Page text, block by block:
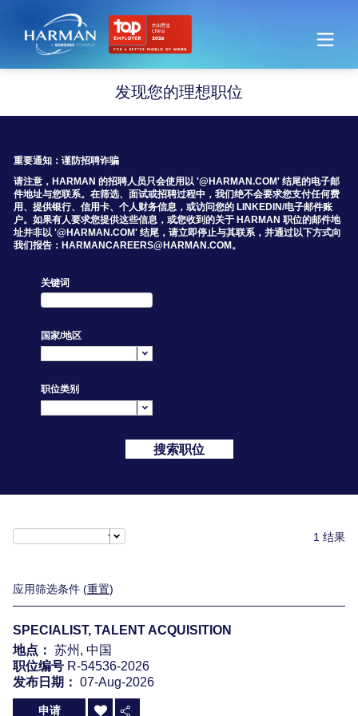
Harman
发现您的理想职位
重要通知：谨防招聘诈骗
请注意，HARMAN 的招聘人员只会使用以 '@HARMAN.COM' 结尾的电子邮
件地址与您联系。在筛选、面试或招聘过程中，我们绝不会要求您支付任何费
用、提供银行、信用卡、个人财务信息，或访问您的 LINKEDIN/电子邮件账
户。如果有人要求您提供这些信息，或您收到的关于 HARMAN 职位的邮件地
址并非以 '@HARMAN.COM' 结尾，请立即停止与其联系，并通过以下方式向
我们报告：HARMANCAREERS@HARMAN.COM。
关键词
国家/地区
职位类别
搜索职位
1 结果
应用筛选条件 (重置)
SPECIALIST, TALENT ACQUISITION
地点： 苏州, 中国
职位编号 R-54536-2026
发布日期： 07-Aug-2026
申请